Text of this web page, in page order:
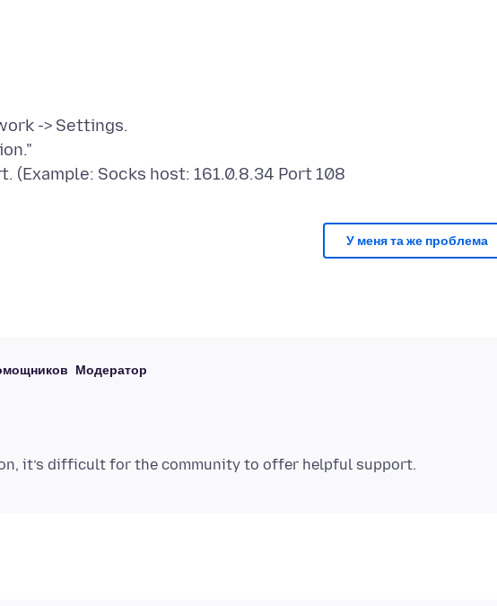
-> Settings.
У меня та же проблема
Модератор